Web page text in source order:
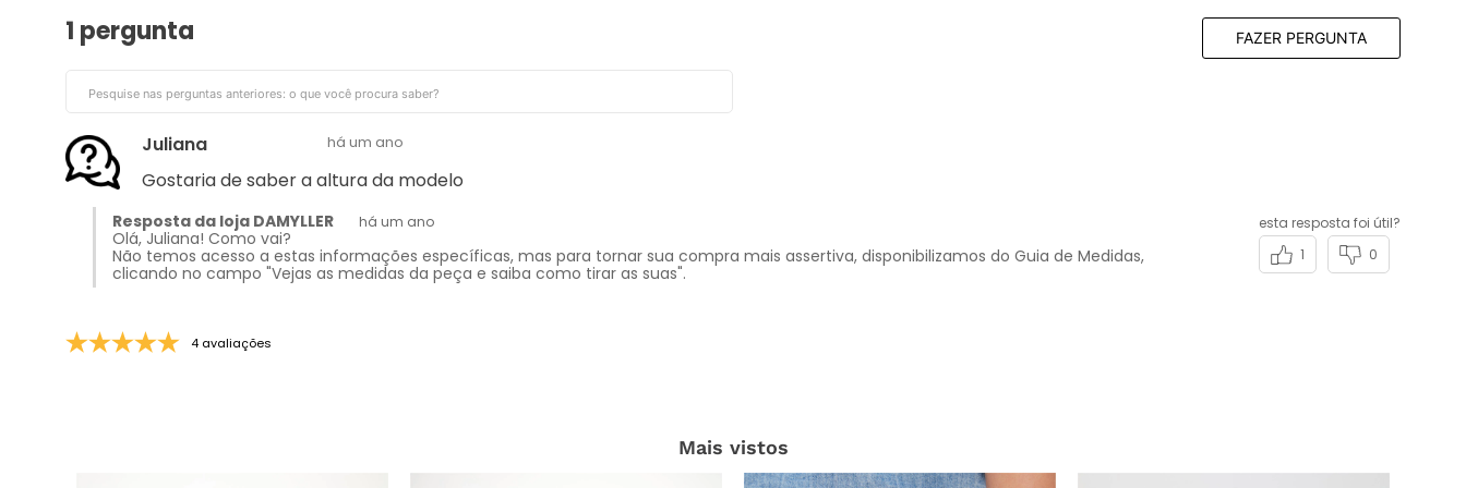
1 pergunta FAZER PERGUNTA
Juliana há um ano
Gostaria de saber a altura da modelo
Resposta da loja DAMYLLER há um ano
Olá, Juliana! Como vai?
Não temos acesso a estas informações específicas, mas para tornar sua compra mais assertiva, disponibilizamos do Guia de Medidas,
clicando no campo "Vejas as medidas da peça e saiba como tirar as suas".
esta resposta foi útil?
1
0
4 avaliações
Mais vistos